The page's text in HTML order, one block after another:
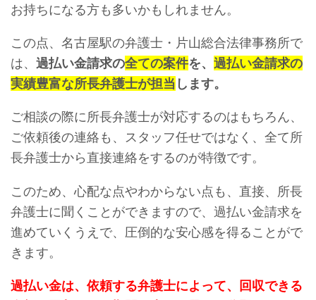
お持ちになる方も多いかもしれません。
この点、名古屋駅の弁護士・片山総合法律事務所で
は、 過払い金請求の全ての案件を、 過払い金請求の
実績豊富な所長弁護士が担当 します。
ご相談の際に所長弁護士が対応するのはもちろん、
ご依頼後の連絡も、スタッフ任せではなく、全て所
長弁護士から直接連絡をするのが特徴です。
このため、心配な点やわからない点も、直接、所長
弁護士に聞くことができますので、過払い金請求を
進めていくうえで、圧倒的な安心感を得ることがで
きます。
過払い金は、依頼する弁護士によって、回収できる